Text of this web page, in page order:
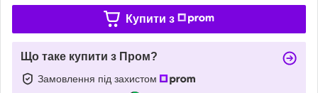
Купити з
Що таке купити з Пром?
Замовлення під захистом